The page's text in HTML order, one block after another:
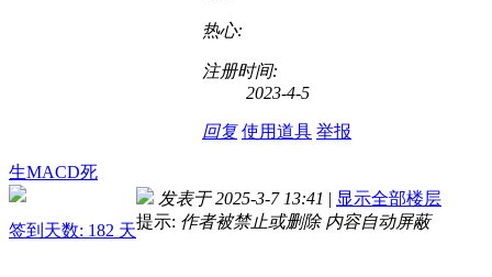
热心:
注册时间:
2023-4-5
回复 使用道具 举报
生MACD死
签到天数: 182 天
发表于 2025-3-7 13:41 | 显示全部楼层
提示: 作者被禁止或删除 内容自动屏蔽